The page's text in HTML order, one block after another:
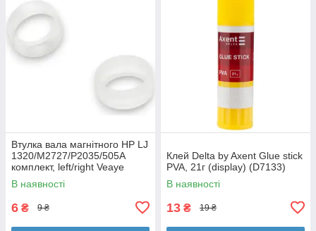
Втулка вала магнітного HP LJ
1320/M2727/P2035/505A
комплект, left/right Veaye
(BSHMR-505U-VE)
В наявності
6 ₴ 9 ₴
Клей Delta by Axent Glue stick
PVA, 21г (display) (D7133)
В наявності
13 ₴ 19 ₴